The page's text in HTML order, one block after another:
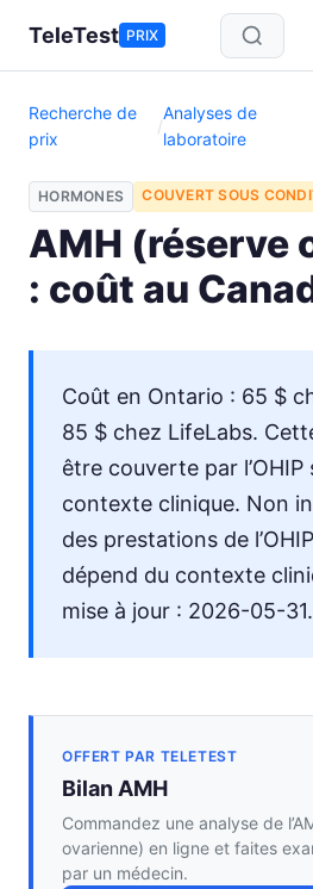
Aller au contenu principal
TeleTest PRIX
Recherche de
prix
/
Analyses de
laboratoire
HORMONES COUVERT SOUS
AMH (réserve
: coût au
Coût en Ontario : 65 $
85 $ chez LifeLabs.
être couverte par l’OHIP
contexte clinique. Non
des prestations de
dépend du contexte
mise à jour : 2026-05-31.
OFFERT PAR TELETEST
Bilan AMH
Commandez une analyse de
ovarienne) en ligne et faites
par un médecin.